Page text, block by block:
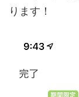
ります！